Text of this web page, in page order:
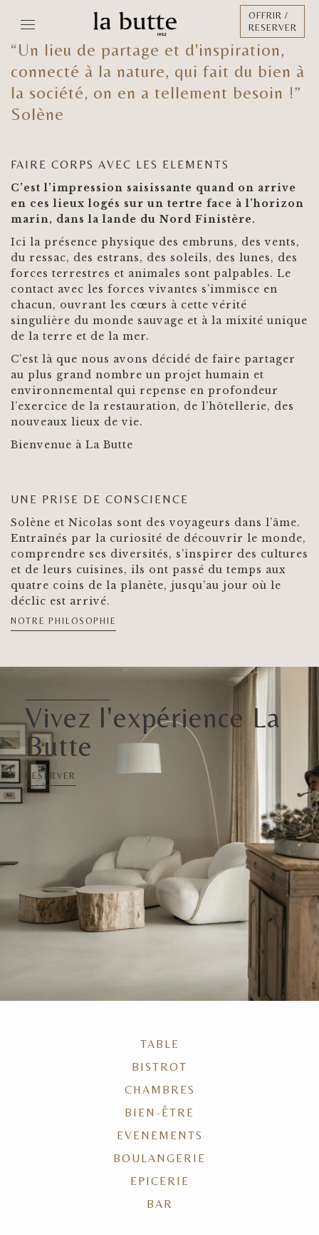
OFFRIR /
RESERVER
“Un lieu de partage et d'inspiration,
connecté à la nature, qui fait du bien à
la société, on en a tellement besoin !”
Solène
FAIRE CORPS AVEC LES ELEMENTS
C’est l’impression saisissante quand on arrive
en ces lieux logés sur un tertre face à l’horizon
marin, dans la lande du Nord Finistère.
Ici la présence physique des embruns, des vents,
du ressac, des estrans, des soleils, des lunes, des
forces terrestres et animales sont palpables. Le
contact avec les forces vivantes s’immisce en
chacun, ouvrant les cœurs à cette vérité
singulière du monde sauvage et à la mixité unique
de la terre et de la mer.
C’est là que nous avons décidé de faire partager
au plus grand nombre un projet humain et
environnemental qui repense en profondeur
l’exercice de la restauration, de l’hôtellerie, des
nouveaux lieux de vie.
Bienvenue à La Butte
UNE PRISE DE CONSCIENCE
Solène et Nicolas sont des voyageurs dans l’âme.
Entraînés par la curiosité de découvrir le monde,
comprendre ses diversités, s’inspirer des cultures
et de leurs cuisines, ils ont passé du temps aux
quatre coins de la planète, jusqu’au jour où le
déclic est arrivé.
NOTRE PHILOSOPHIE
Vivez l'expérience La
Butte
RESERVER
TABLE
BISTROT
CHAMBRES
BIEN-ÊTRE
EVENEMENTS
BOULANGERIE
EPICERIE
BAR